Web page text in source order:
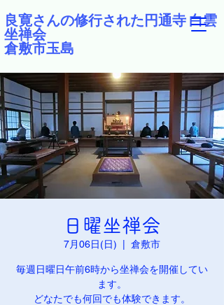
良寛さんの修行された円通寺 白雲
坐禅会
倉敷市玉島
日曜坐禅会
7月06日(日) 倉敷市
毎週日曜日午前6時から坐禅会を開催してい
ます。
どなたでも何回でも体験できます。